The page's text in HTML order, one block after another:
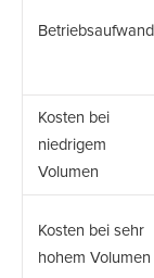
Betriebsaufwand
Kosten bei
niedrigem
Volumen
Kosten bei sehr
hohem Volumen